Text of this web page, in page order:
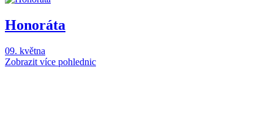
Honoráta
09. května
Zobrazit více pohlednic